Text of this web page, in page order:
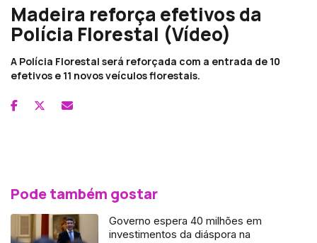
Madeira reforça efetivos da
Polícia Florestal (Vídeo)
A Polícia Florestal será reforçada com a entrada de 10
efetivos e 11 novos veículos florestais.
Pode também gostar
Governo espera 40 milhões em
investimentos da diáspora na